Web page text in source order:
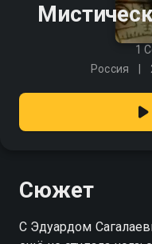
1
Россия
Сюжет
С Эдуардом